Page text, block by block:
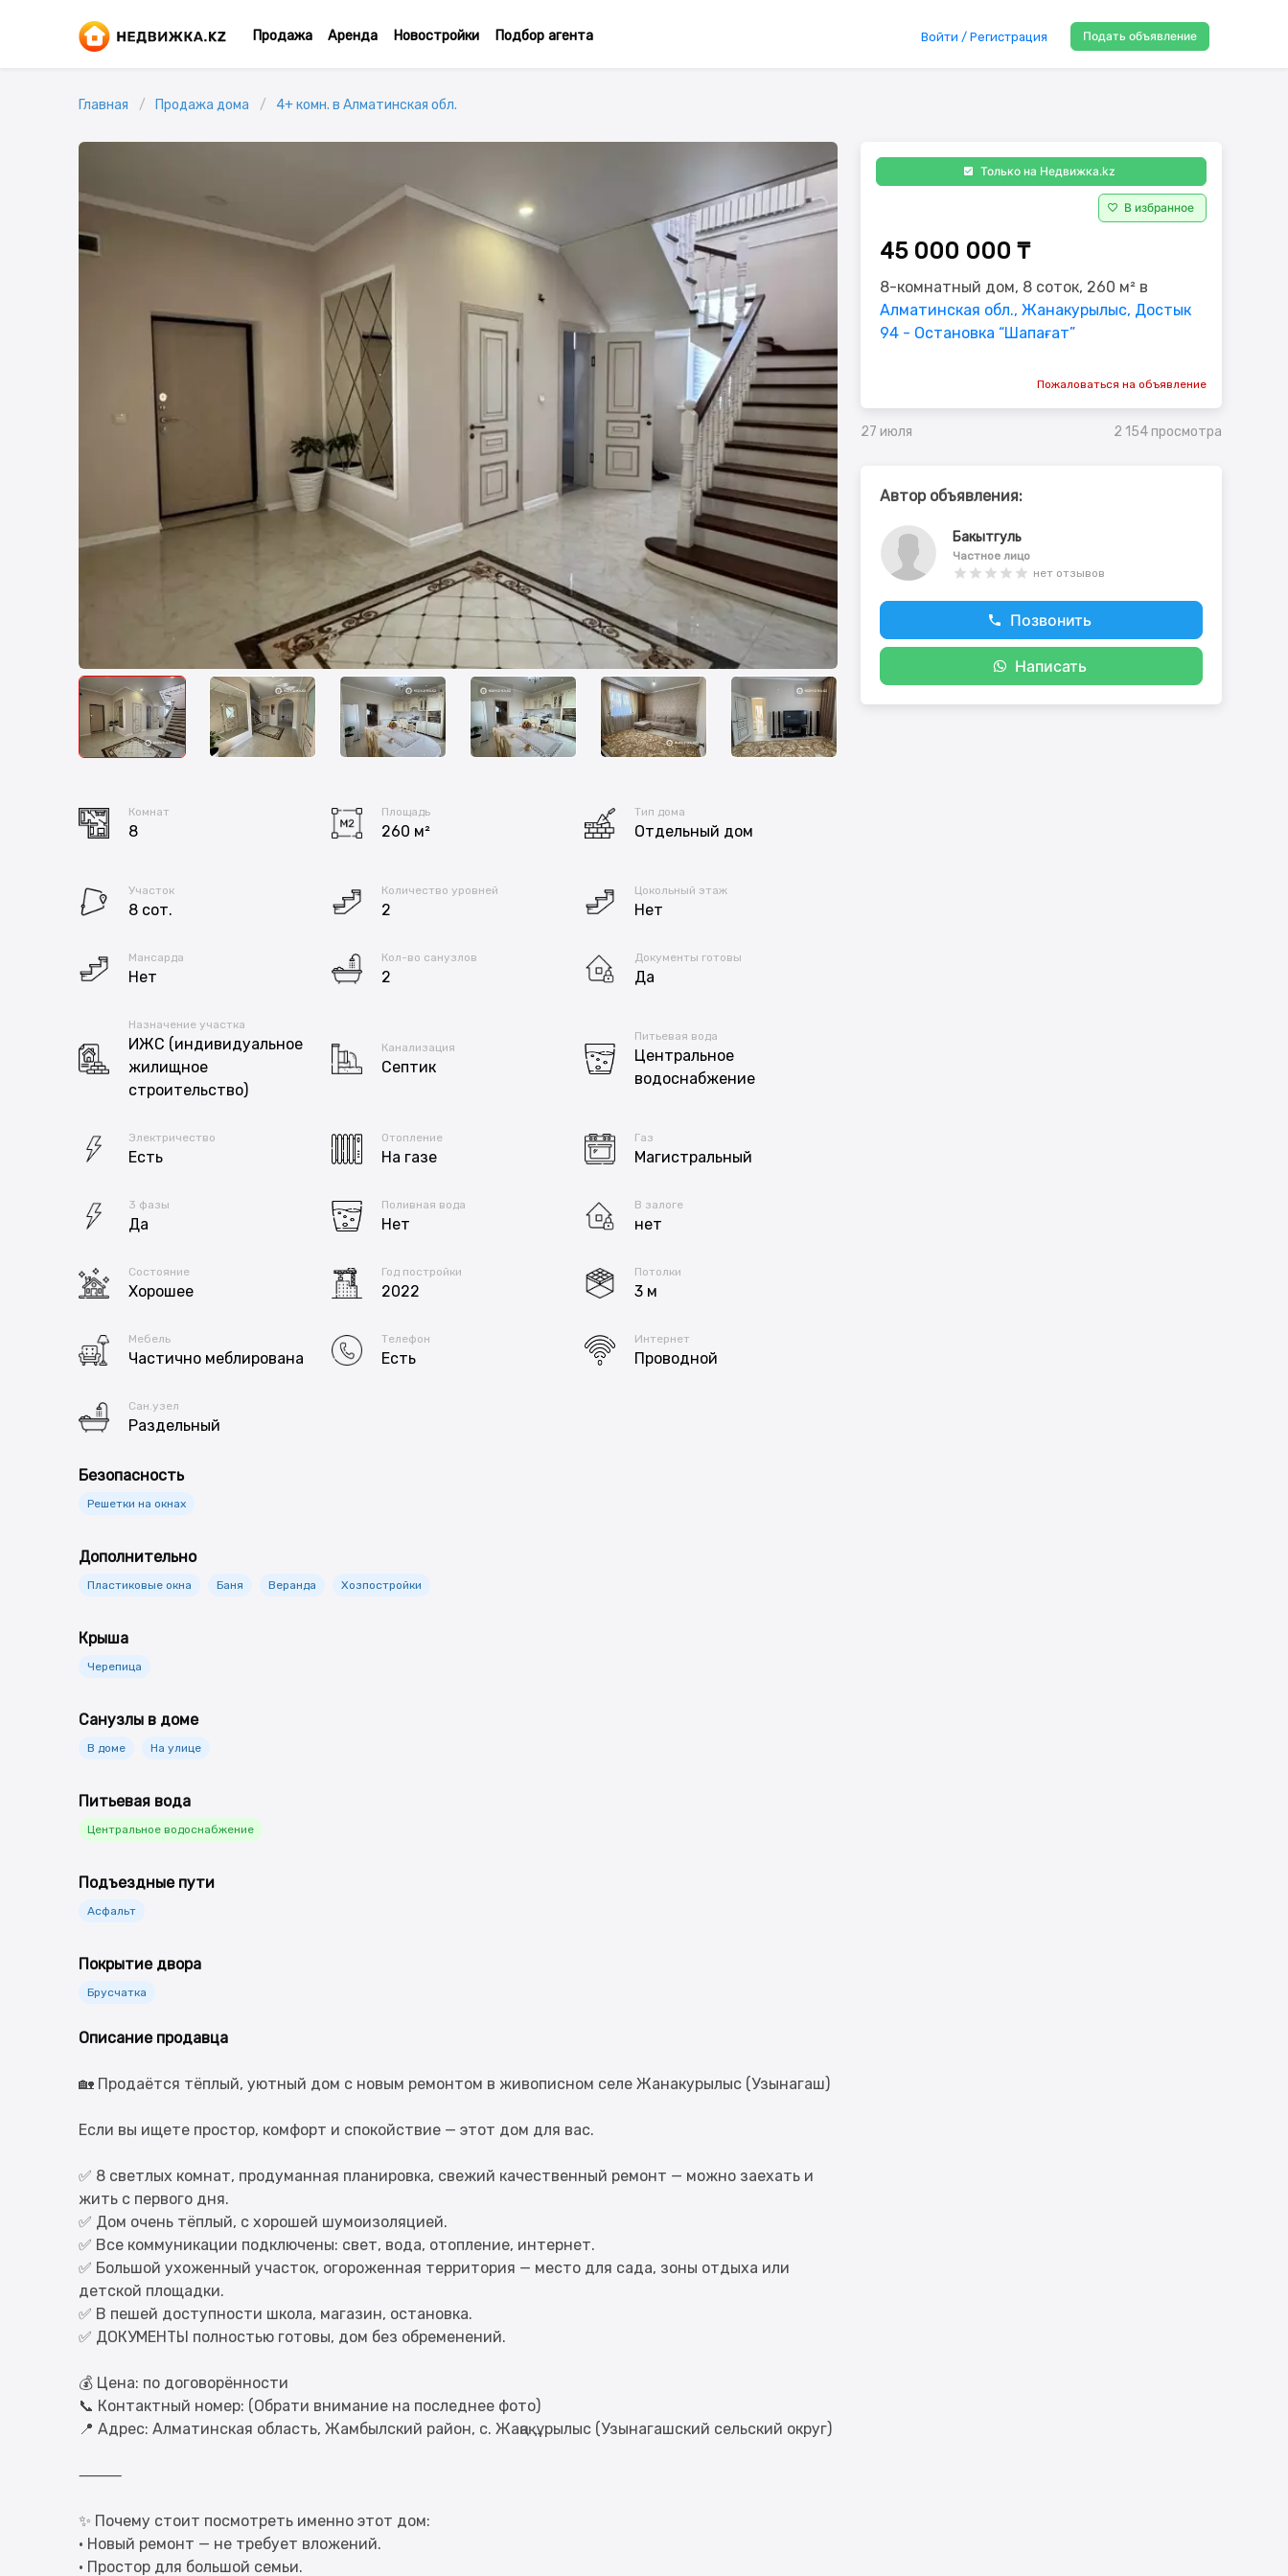
Продажа Аренда Новостройки Подбор агента Войти / Регистрация Подать объявление
Главная Продажа дома 4+ комн. в Алматинская обл.
Комнат
8
Площадь
260 м²
Тип дома
Отдельный дом
Участок
8 сот.
Количество уровней
2
Цокольный этаж
Нет
Мансарда
Нет
Кол-во санузлов
2
Документы готовы
Да
Назначение участка
ИЖС (индивидуальное
жилищное
строительство)
Канализация
Септик
Питьевая вода
Центральное
водоснабжение
Электричество
Есть
Отопление
На газе
Газ
Магистральный
3 фазы
Да
Поливная вода
Нет
В залоге
нет
Состояние
Хорошее
Год постройки
2022
Потолки
3 м
Мебель
Частично меблирована
Телефон
Есть
Интернет
Проводной
Сан.узел
Раздельный
Безопасность
Решетки на окнах
Дополнительно
Пластиковые окна Баня Веранда Хозпостройки
Крыша
Черепица
Санузлы в доме
В доме На улице
Питьевая вода
Центральное водоснабжение
Подъездные пути
Асфальт
Покрытие двора
Брусчатка
Описание продавца
🏡 Продаётся тёплый, уютный дом с новым ремонтом в живописном селе Жанакурылыс (Узынагаш)
Если вы ищете простор, комфорт и спокойствие — этот дом для вас.
✅ 8 светлых комнат, продуманная планировка, свежий качественный ремонт — можно заехать и
жить с первого дня.
✅ Дом очень тёплый, с хорошей шумоизоляцией.
✅ Все коммуникации подключены: свет, вода, отопление, интернет.
✅ Большой ухоженный участок, огороженная территория — место для сада, зоны отдыха или
детской площадки.
✅ В пешей доступности школа, магазин, остановка.
✅ ДОКУМЕНТЫ полностью готовы, дом без обременений.
💰 Цена: по договорённости
📞 Контактный номер: (Обрати внимание на последнее фото)
📍 Адрес: Алматинская область, Жамбылский район, с. Жаңақұрылыс (Узынагашский сельский округ)
⸻
✨ Почему стоит посмотреть именно этот дом:
• Новый ремонт — не требует вложений.
• Простор для большой семьи.
Только на Недвижка.kz
В избранное
45 000 000 ₸
8-комнатный дом, 8 соток, 260 м² в
Алматинская обл., Жанакурылыс, Достык
94 - Остановка “Шапағат”
Пожаловаться на объявление
27 июля 2 154 просмотра
Автор объявления:
Бакытгуль
Частное лицо
нет отзывов
Позвонить
Написать